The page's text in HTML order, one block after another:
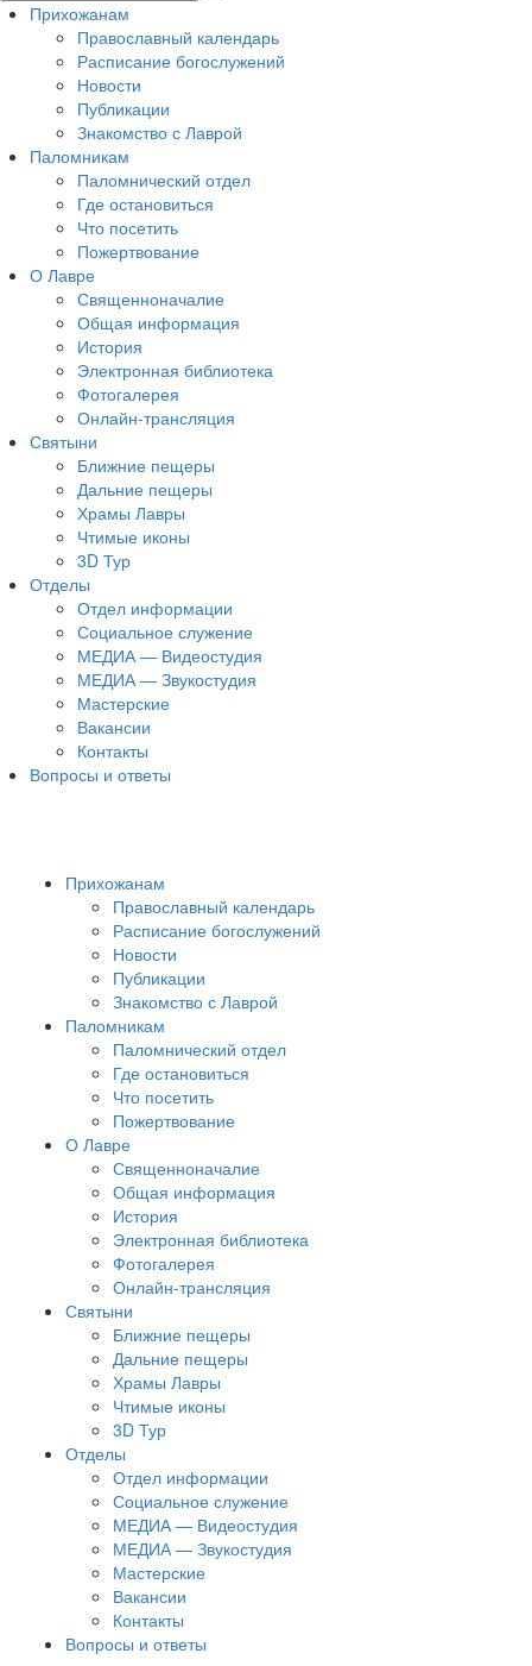
Прихожанам
Православный календарь
Расписание богослужений
Новости
Публикации
Знакомство с Лаврой
Паломникам
Паломнический отдел
Где остановиться
Что посетить
Пожертвование
О Лавре
Священноначалие
Общая информация
История
Электронная библиотека
Фотогалерея
Онлайн-трансляция
Святыни
Ближние пещеры
Дальние пещеры
Храмы Лавры
Чтимые иконы
3D Тур
Отделы
Отдел информации
Социальное служение
МЕДИА — Видеостудия
МЕДИА — Звукостудия
Мастерские
Вакансии
Контакты
Вопросы и ответы
Прихожанам
Православный календарь
Расписание богослужений
Новости
Публикации
Знакомство с Лаврой
Паломникам
Паломнический отдел
Где остановиться
Что посетить
Пожертвование
О Лавре
Священноначалие
Общая информация
История
Электронная библиотека
Фотогалерея
Онлайн-трансляция
Святыни
Ближние пещеры
Дальние пещеры
Храмы Лавры
Чтимые иконы
3D Тур
Отделы
Отдел информации
Социальное служение
МЕДИА — Видеостудия
МЕДИА — Звукостудия
Мастерские
Вакансии
Контакты
Вопросы и ответы